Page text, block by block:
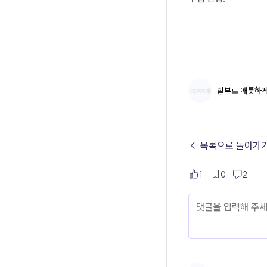
할부로 애틋하
← 목록으로 돌아가
1 0 2